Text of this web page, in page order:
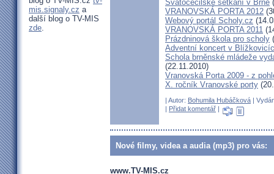
mis.signaly.cz a
další blog o TV-MIS
zde.
Svatocecilské setkání v Brně
VRANOVSKÁ PORTA 2012
Webový portál Scholy.cz
VRANOVSKÁ PORTA 2011
Prázdninová škola pro scholy
Adventní koncert v
Schola brněnské mládeže
(22.11.2010)
Vranovská Porta 2009 - z
X. ročník Vranovské porty
| Autor: Bohumila Hubáčková |
| Přidat komentář |
Nové filmy, videa a audia (mp3) pro vás:
www.TV-MIS.cz